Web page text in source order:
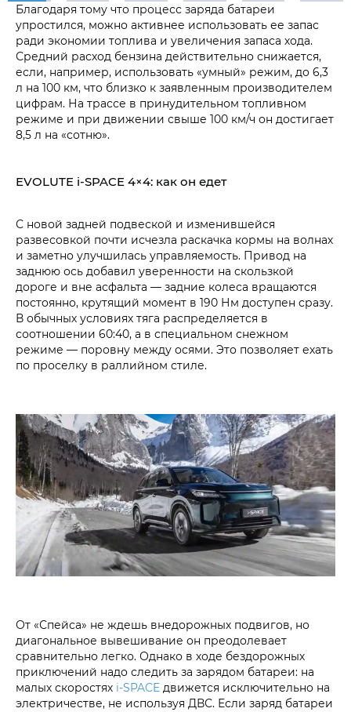
Благодаря тому что процесс заряда батареи
упростился, можно активнее использовать ее запас
ради экономии топлива и увеличения запаса хода.
Средний расход бензина действительно снижается,
если, например, использовать «умный» режим, до 6,3
л на 100 км, что близко к заявленным производителем
цифрам. На трассе в принудительном топливном
режиме и при движении свыше 100 км/ч он достигает
8,5 л на «сотню».
EVOLUTE i‑SPACE 4×4: как он едет
С новой задней подвеской и изменившейся
развесовкой почти исчезла раскачка кормы на волнах
и заметно улучшилась управляемость. Привод на
заднюю ось добавил уверенности на скользкой
дороге и вне асфальта — задние колеса вращаются
постоянно, крутящий момент в 190 Нм доступен сразу.
В обычных условиях тяга распределяется в
соотношении 60:40, а в специальном снежном
режиме — поровну между осями. Это позволяет ехать
по проселку в раллийном стиле.
От «Спейса» не ждешь внедорожных подвигов, но
диагональное вывешивание он преодолевает
сравнительно легко. Однако в ходе бездорожных
приключений надо следить за зарядом батареи: на
малых скоростях i‑SPACE движется исключительно на
электричестве, не используя ДВС. Если заряд батареи